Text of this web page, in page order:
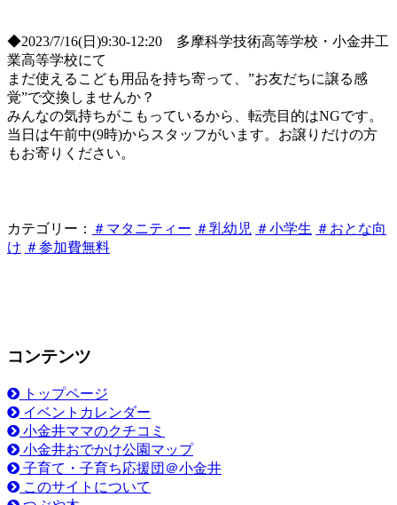
◆2023/7/16(日)9:30-12:20 多摩科学技術高等学校・小金井工
業高等学校にて
まだ使えるこども用品を持ち寄って、”お友だちに譲る感
覚”で交換しませんか？
みんなの気持ちがこもっているから、転売目的はNGです。
当日は午前中(9時)からスタッフがいます。お譲りだけの方
もお寄りください。
カテゴリー： ＃マタニティー ＃乳幼児 ＃小学生 ＃おとな向
け ＃参加費無料
コンテンツ
トップページ
イベントカレンダー
小金井ママのクチコミ
小金井おでかけ公園マップ
子育て・子育ち応援団＠小金井
このサイトについて